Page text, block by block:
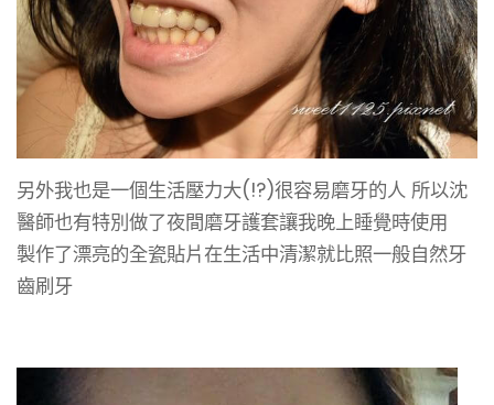
另外我也是一個生活壓力大(!?)很容易磨牙的人 所以沈
醫師也有特別做了夜間磨牙護套讓我晚上睡覺時使用
製作了漂亮的全瓷貼片在生活中清潔就比照一般自然牙
齒刷牙